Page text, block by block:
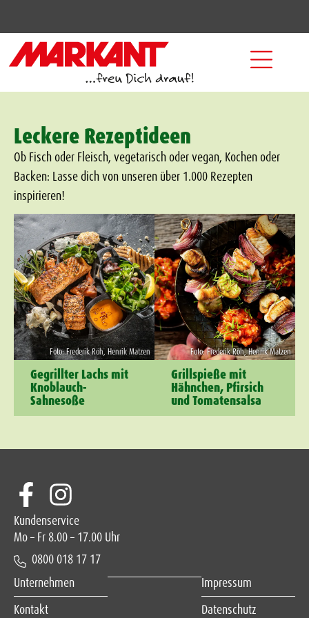
Leckere Rezeptideen
Ob Fisch oder Fleisch, vegetarisch oder vegan, Kochen oder
Backen: Lasse dich von unseren über 1.000 Rezepten
inspirieren!
Foto: Frederik Röh, Henrik Matzen
Gegrillter Lachs mit
Knoblauch-
Sahnesoße
Foto: Frederik Röh, Henrik Matzen
Grillspieße mit
Hähnchen, Pfirsich
und Tomatensalsa
Unternehmen
Kontakt
Impressum
Datenschutz
Kundenservice
Mo – Fr 8.00 – 17.00 Uhr
0800 018 17 17